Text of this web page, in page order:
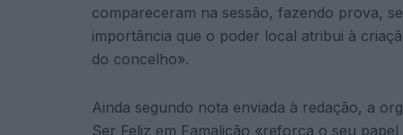
compareceram na sessão, fazendo prova,
importância que o poder local atribui à
do concelho».
Ainda segundo nota enviada à redação, a
Ser Feliz em Famalicão «reforça o seu